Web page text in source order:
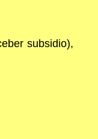
subsidio),